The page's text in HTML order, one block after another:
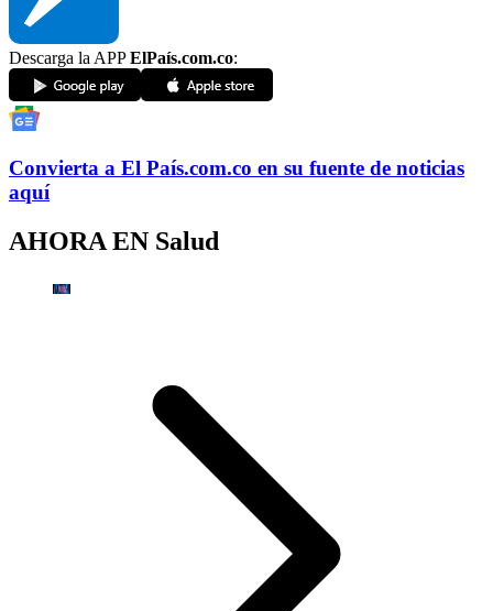
Descarga la APPElPaís.com.co:
Convierta a El País.com.co en su fuente de noticias
aquí
AHORA EN Salud